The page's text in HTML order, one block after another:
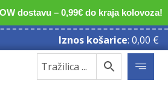
dostavu – 0,99€ do kraja kolovoza!
Iznos košarice: 0,00 €